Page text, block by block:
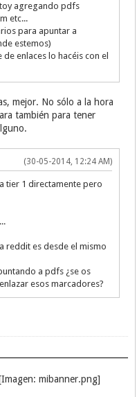
agregando pdfs
etc...
para apuntar a
estemos)
enlaces lo hacéis con el
mejor. No sólo a la hora
también para tener
(30-05-2014, 12:24 AM)
tier 1 directamente pero
reddit es desde el mismo
a pdfs ¿se os
esos marcadores?